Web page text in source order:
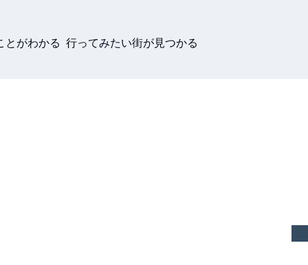
とがわかる 行ってみたい街が見つかる